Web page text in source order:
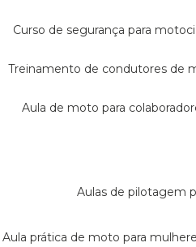
curso de segurança para
treinamento de condutores de
aula de moto para
aulas de pilotagem
aula prática de moto para